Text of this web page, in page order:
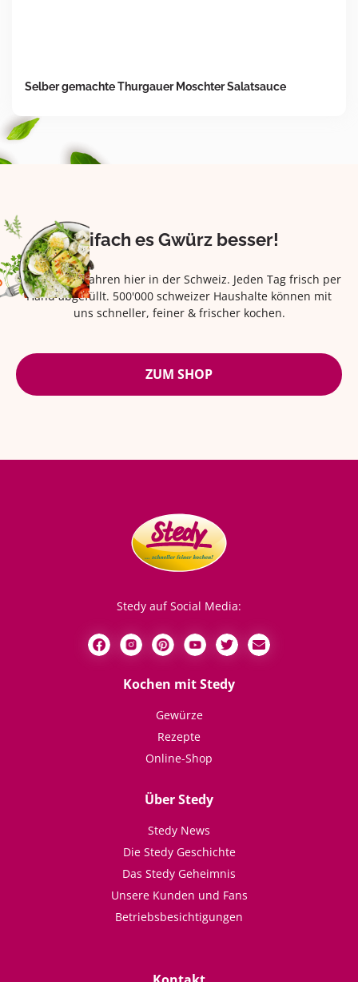
Selber gemachte Thurgauer Moschter Salatsauce
Eifach es Gwürz besser!
Seit über 42 Jahren hier in der Schweiz. Jeden Tag frisch per
Hand abgefüllt. 500'000 schweizer Haushalte können mit
uns schneller, feiner & frischer kochen.
ZUM SHOP
Stedy auf Social Media:
Kochen mit Stedy
Gewürze
Rezepte
Online-Shop
Über Stedy
Stedy News
Die Stedy Geschichte
Das Stedy Geheimnis
Unsere Kunden und Fans
Betriebsbesichtigungen